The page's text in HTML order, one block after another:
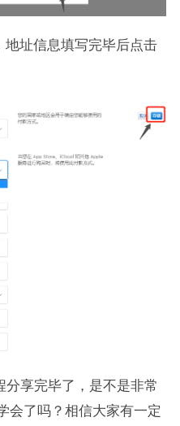
地址信息填写完毕后点击
分享完毕了，是不是非常
会了吗？相信大家有一定